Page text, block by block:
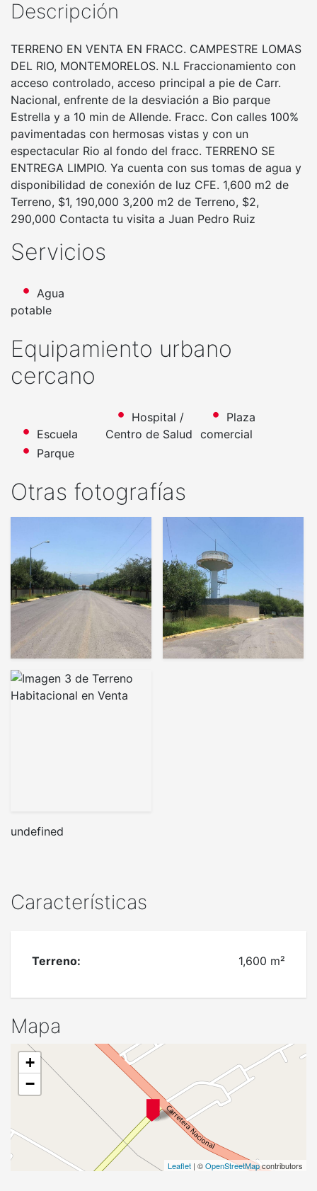
Características
Terreno: 1,600 m²
Mapa
+
−
Leaflet | ©OpenStreetMapcontributors
Descripción
TERRENO EN VENTA EN FRACC. CAMPESTRE LOMAS
DEL RIO, MONTEMORELOS. N.L Fraccionamiento con
acceso controlado, acceso principal a pie de Carr.
Nacional, enfrente de la desviación a Bio parque
Estrella y a 10 min de Allende. Fracc. Con calles 100%
pavimentadas con hermosas vistas y con un
espectacular Rio al fondo del fracc. TERRENO SE
ENTREGA LIMPIO. Ya cuenta con sus tomas de agua y
disponibilidad de conexión de luz CFE. 1,600 m2 de
Terreno, $1, 190,000 3,200 m2 de Terreno, $2,
290,000 Contacta tu visita a Juan Pedro Ruiz
Servicios
Agua
potable
Equipamiento urbano
cercano
Escuela
Hospital /
Centro de Salud
Plaza
comercial
Parque
Otras fotografías
undefined